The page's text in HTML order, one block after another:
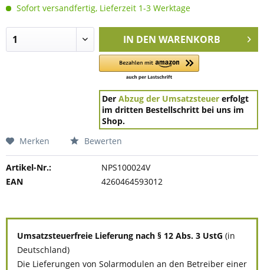
Sofort versandfertig, Lieferzeit 1-3 Werktage
IN DEN WARENKORB
DerAbzug der Umsatzsteuer erfolgt
im dritten Bestellschritt bei uns im
Shop.
Merken
Bewerten
Artikel-Nr.:
NPS100024V
EAN
4260464593012
Umsatzsteuerfreie Lieferung nach § 12 Abs. 3 UstG (in
Deutschland)
Die Lieferungen von Solarmodulen an den Betreiber einer